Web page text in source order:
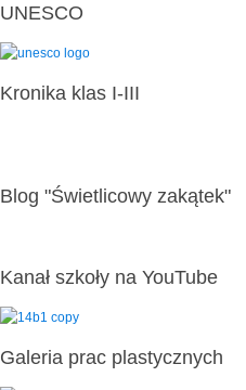
UNESCO
Kronika klas I-III
Blog "Świetlicowy zakątek"
Kanał szkoły na YouTube
Galeria prac plastycznych